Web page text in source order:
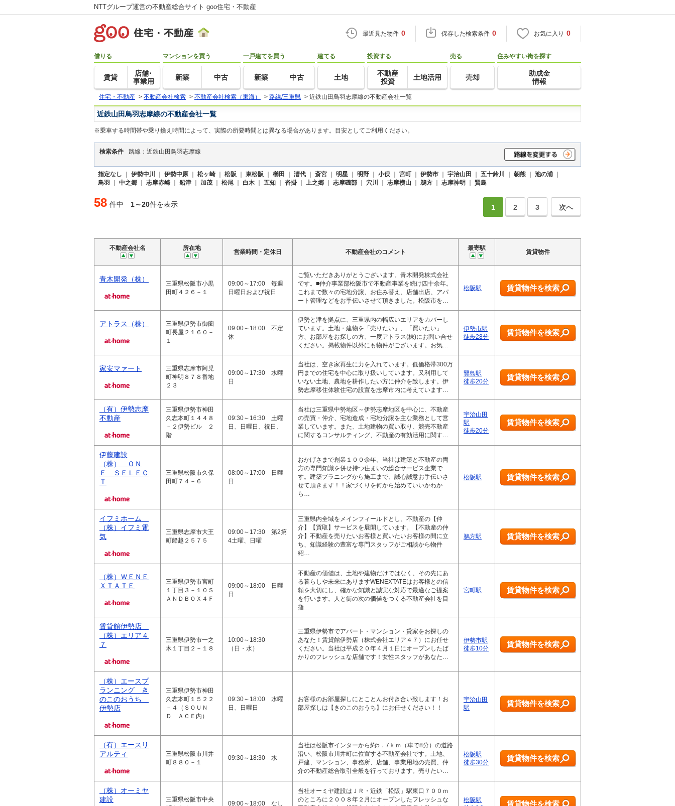
NTTグループ運営の不動産総合サイト goo住宅・不動産
最近見た物件 0 保存した検索条件 0 お気に入り 0
借りる
賃貸
店舗･
事業用
マンションを買う
新築 中古
一戸建てを買う
新築 中古
建てる
土地
投資する
不動産
投資
土地活用
売る
売却
住みやすい街を探す
助成金
情報
住宅・不動産 > 不動産会社検索 > 不動産会社検索（東海） > 路線/三重県 > 近鉄山田鳥羽志摩線の不動産会社一覧
近鉄山田鳥羽志摩線の不動産会社一覧
※乗車する時間帯や乗り換え時間によって、実際の所要時間とは異なる場合があります。目安としてご利用ください。
検索条件 路線：近鉄山田鳥羽志摩線
指定なし ｜ 伊勢中川 ｜ 伊勢中原 ｜ 松ヶ崎 ｜ 松阪 ｜ 東松阪 ｜ 櫛田 ｜ 漕代 ｜ 斎宮 ｜ 明星 ｜ 明野 ｜ 小俣 ｜ 宮町 ｜ 伊勢市 ｜ 宇治山田 ｜ 五十鈴川 ｜ 朝熊 ｜ 池の浦 ｜
鳥羽 ｜ 中之郷 ｜ 志摩赤崎 ｜ 船津 ｜ 加茂 ｜ 松尾 ｜ 白木 ｜ 五知 ｜ 沓掛｜ 上之郷 ｜ 志摩磯部 ｜ 穴川 ｜ 志摩横山 ｜ 鵜方 ｜ 志摩神明 ｜ 賢島
58 件中 1～20件を表示 1 2 3 次へ
不動産会社名 所在地
営業時間・定休日 不動産会社のコメント
最寄駅
賃貸物件
青木開発（株）
三重県松阪市小黒
田町４２６－１
09:00～17:00 毎週
日曜日および祝日
ご覧いただきありがとうございます。青木開発株式会社
です。■仲介事業部松阪市で不動産事業を続け四十余年。
これまで数々の宅地分譲、お住み替え、店舗出店、アパ
ート管理などをお手伝いさせて頂きました。松阪市を…
松阪駅 賃貸物件を検索
アトラス（株）
三重県伊勢市御薗
町長屋２１６０－
１
09:00～18:00 不定
休
伊勢と津を拠点に、三重県内の幅広いエリアをカバーし
ています。土地・建物を「売りたい」、「買いたい」
方、お部屋をお探しの方、一度アトラス(株)にお問い合せ
ください。掲載物件以外にも物件がございます。お気…
伊勢市駅
徒歩28分
賃貸物件を検索
家安マァート
三重県志摩市阿児
町神明８７８番地
２３
09:00～17:30 水曜
日
当社は、空き家再生に力を入れています。低価格帯300万
円までの住宅を中心に取り扱いしています。又利用して
いない土地、農地を耕作したい方に仲介を致します。伊
勢志摩移住体験住宅の設置を志摩市内に考えています…
賢島駅
徒歩20分
賃貸物件を検索
（有）伊勢志摩
不動産
三重県伊勢市神田
久志本町１４４８
－２伊勢ビル ２
階
09:30～16:30 土曜
日、日曜日、祝日、
当社は三重県中勢地区～伊勢志摩地区を中心に、不動産
の売買・仲介、宅地造成・宅地分譲を主な業務として営
業しています。また、土地建物の買い取り、競売不動産
に関するコンサルティング、不動産の有効活用に関す…
宇治山田
駅
徒歩20分
賃貸物件を検索
伊藤建設
（株） ＯＮ
Ｅ ＳＥＬＥＣ
Ｔ
三重県松阪市久保
田町７４－６
08:00～17:00 日曜
日
おかげさまで創業１００余年。当社は建築と不動産の両
方の専門知識を併せ持つ住まいの総合サービス企業で
す。建築プラニングから施工まで、誠心誠意お手伝いさ
せて頂きます！！家づくりを何から始めていいかわか
ら…
松阪駅 賃貸物件を検索
イフミホーム
（株）イフミ電
気
三重県志摩市大王
町船越２５７５
09:00～17:30 第2第
4土曜、日曜
三重県内全域をメインフィールドとし、不動産の【仲
介】【買取】サービスを展開しています。【不動産の仲
介】不動産を売りたいお客様と買いたいお客様の間に立
ち、知識経験の豊富な専門スタッフがご相談から物件
紹…
鵜方駅 賃貸物件を検索
（株）ＷＥＮＥ
ＸＴＡＴＥ
三重県伊勢市宮町
１丁目３－１０Ｓ
ＡＮＤＢＯＸ４Ｆ
09:00～18:00 日曜
日
不動産の価値は、土地や建物だけではなく、その先にあ
る暮らしや未来にありますWENEXTATEはお客様との信
頼を大切にし、確かな知識と誠実な対応で最適なご提案
を行います。人と街の次の価値をつくる不動産会社を目
指…
宮町駅 賃貸物件を検索
賃貸館伊勢店
（株）エリア４
７
三重県伊勢市一之
木１丁目２－１８
10:00～18:30
（日・水）
三重県伊勢市でアパート・マンション・貸家をお探しの
あなた！賃貸館伊勢店（株式会社エリア４７）にお任せ
ください。当社は平成２０年４月１日にオープンしたば
かりのフレッシュな店舗です！女性スタッフがあなた…
伊勢市駅
徒歩10分
賃貸物件を検索
（株）エースプ
ランニング き
のこのおうち
伊勢店
三重県伊勢市神田
久志本町１５２２
－４（ＳＯＵＮ
Ｄ ＡＣＥ内）
09:30～18:00 水曜
日、日曜日
お客様のお部屋探しにとことんお付き合い致します！お
部屋探しは【きのこのおうち】にお任せください！！
宇治山田
駅
賃貸物件を検索
（有）エースリ
アルティ
三重県松阪市川井
町８８０－１
09:30～18:30 水
当社は松阪市インターから約5．7ｋｍ（車で8分）の道路
沿い、松阪市川井町に位置する不動産会社です。土地、
戸建、マンション、事務所、店舗、事業用地の売買、仲
介の不動産総合取引全般を行っております。売りたい…
松阪駅
徒歩30分
賃貸物件を検索
（株）オーミヤ
建設
三重県松阪市中央
09:00～18:00 なし
当社オーミヤ建設はＪＲ・近鉄「松阪」駅東口７００ｍ
のところに２００８年２月にオープンしたフレッシュな
松阪駅
賃貸物件を検索